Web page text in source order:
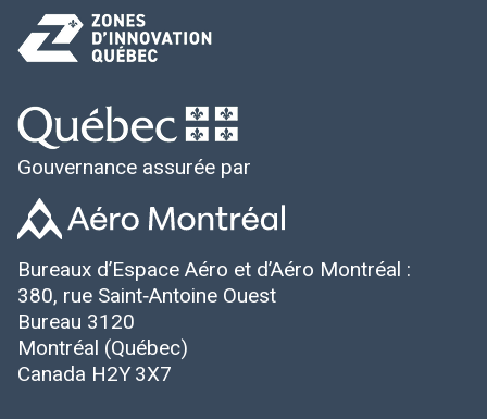
Gouvernance assurée par
Bureaux d’Espace Aéro et d’Aéro Montréal :
380, rue Saint‑Antoine Ouest
Bureau 3120
Montréal (Québec)
Canada H2Y 3X7